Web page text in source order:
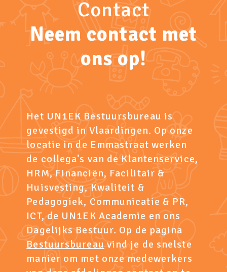
Contact
Neem contact met
ons op!
Het UN1EK Bestuursbureau is
gevestigd in Vlaardingen. Op onze
locatie in de Emmastraat werken
de collega’s van de Klantenservice,
HRM, Financiën, Facilitair &
Huisvesting, Kwaliteit &
Pedagogiek, Communicatie & PR,
ICT, de UN1EK Academie en ons
Dagelijks Bestuur. Op de pagina
Bestuursbureauvind je de snelste
manier om met onze medewerkers